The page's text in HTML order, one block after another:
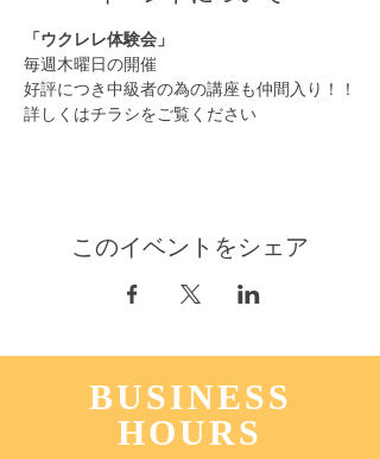
「ウクレレ体験会」
毎週木曜日の開催
好評につき中級者の為の講座も仲間入り！！
詳しくはチラシをご覧ください
このイベントをシェア
BUSINESS
HOURS